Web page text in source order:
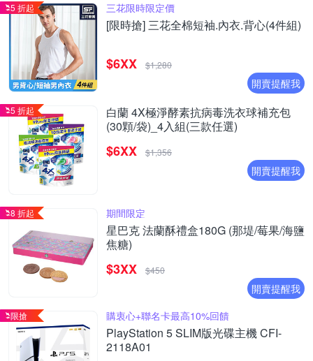
5 折起 三花限時限定價
[限時搶] 三花全棉短袖.內衣.背心(4件組)
$6XX $1,280
開賣提醒我
5 折起
白蘭 4X極淨酵素抗病毒洗衣球補充包
(30顆/袋)_4入組(三款任選)
$6XX $1,356
開賣提醒我
8 折起 期間限定
星巴克 法蘭酥禮盒180G (那堤/莓果/海鹽
焦糖)
$3XX $450
開賣提醒我
限搶 購衷心+聯名卡最高10%回饋
PlayStation 5 SLIM版光碟主機 CFI-
2118A01